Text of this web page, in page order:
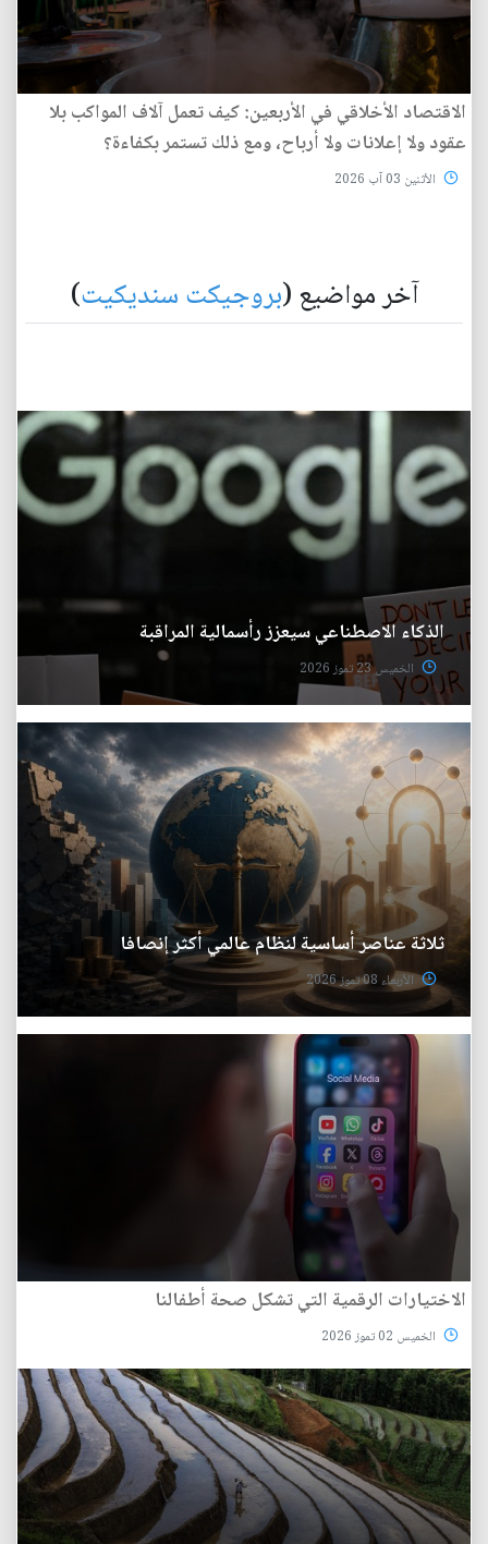
الاقتصاد الأخلاقي في الأربعين: كيف تعمل آلاف المواكب بلا
عقود ولا إعلانات ولا أرباح، ومع ذلك تستمر بكفاءة؟
الأثنين 03 آب 2026
آخر مواضيع (بروجيكت سنديكيت)
الذكاء الاصطناعي سيعزز رأسمالية المراقبة
الخميس 23 تموز 2026
ثلاثة عناصر أساسية لنظام عالمي أكثر إنصافا
الأربعاء 08 تموز 2026
الاختيارات الرقمية التي تشكل صحة أطفالنا
الخميس 02 تموز 2026